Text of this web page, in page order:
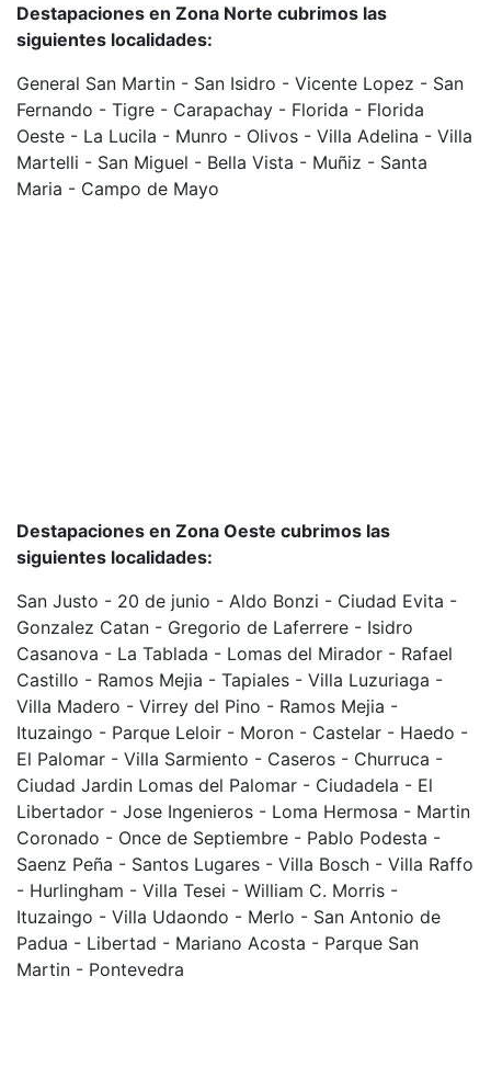
Destapaciones en Zona Norte cubrimos las
siguientes localidades:
General San Martin - San Isidro - Vicente Lopez - San
Fernando - Tigre - Carapachay - Florida - Florida
Oeste - La Lucila - Munro - Olivos - Villa Adelina - Villa
Martelli - San Miguel - Bella Vista - Muñiz - Santa
Maria - Campo de Mayo
Destapaciones en Zona Oeste cubrimos las
siguientes localidades:
San Justo - 20 de junio - Aldo Bonzi - Ciudad Evita -
Gonzalez Catan - Gregorio de Laferrere - Isidro
Casanova - La Tablada - Lomas del Mirador - Rafael
Castillo - Ramos Mejia - Tapiales - Villa Luzuriaga -
Villa Madero - Virrey del Pino - Ramos Mejia -
Ituzaingo - Parque Leloir - Moron - Castelar - Haedo -
El Palomar - Villa Sarmiento - Caseros - Churruca -
Ciudad Jardin Lomas del Palomar - Ciudadela - El
Libertador - Jose Ingenieros - Loma Hermosa - Martin
Coronado - Once de Septiembre - Pablo Podesta -
Saenz Peña - Santos Lugares - Villa Bosch - Villa Raffo
- Hurlingham - Villa Tesei - William C. Morris -
Ituzaingo - Villa Udaondo - Merlo - San Antonio de
Padua - Libertad - Mariano Acosta - Parque San
Martin - Pontevedra